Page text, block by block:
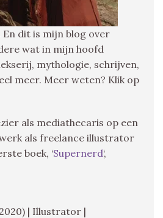
En dit is mijn blog over
wat in mijn hoofd
mythologie, schrijven,
meer. Meer weten? Klik op
als mediathecaris op een
als freelance illustrator
boek, ‘Supernerd‘,
| Illustrator |